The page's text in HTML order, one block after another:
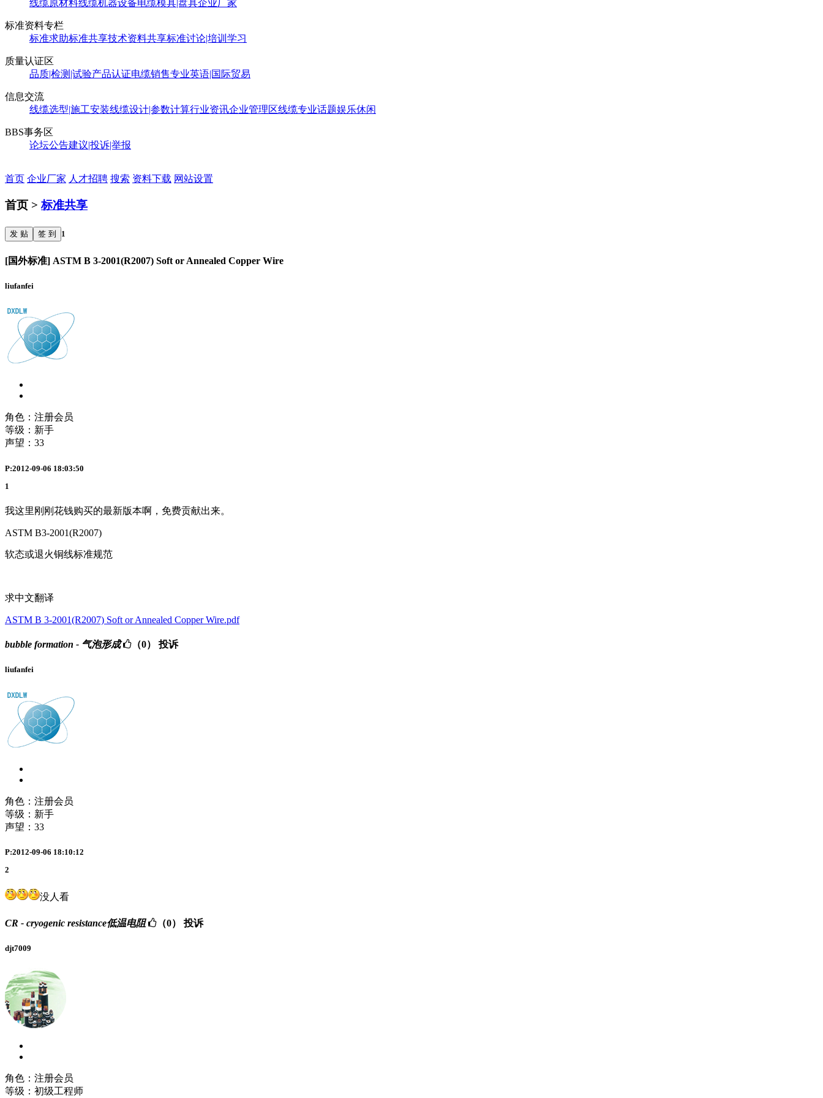
线缆原材料线缆机器设备电缆模具|盘具企业厂家
标准资料专栏
标准求助标准共享技术资料共享标准讨论|培训学习
质量认证区
品质|检测|试验产品认证电缆销售专业英语|国际贸易
信息交流
线缆选型|施工安装线缆设计|参数计算行业资讯企业管理区线缆专业话题娱乐休闲
BBS事务区
论坛公告建议|投诉|举报
首页 企业厂家 人才招聘 搜索 资料下载 网站设置
首页 >标准共享
发 贴 签 到 1
[国外标准] ASTM B 3-2001(R2007) Soft or Annealed Copper Wire
liufanfei
角色：注册会员
等级：新手
声望： 33
P:2012-09-06 18:03:50
1
我这里刚刚花钱购买的最新版本啊，免费贡献出来。
ASTM B3-2001(R2007)
软态或退火铜线标准规范
求中文翻译
ASTM B 3-2001(R2007) Soft or Annealed Copper Wire.pdf
bubble formation - 气泡形成 （0） 投诉
liufanfei
角色：注册会员
等级：新手
声望： 33
P:2012-09-06 18:10:12
2
没人看
CR - cryogenic resistance低温电阻 （0） 投诉
djt7009
角色：注册会员
等级：初级工程师